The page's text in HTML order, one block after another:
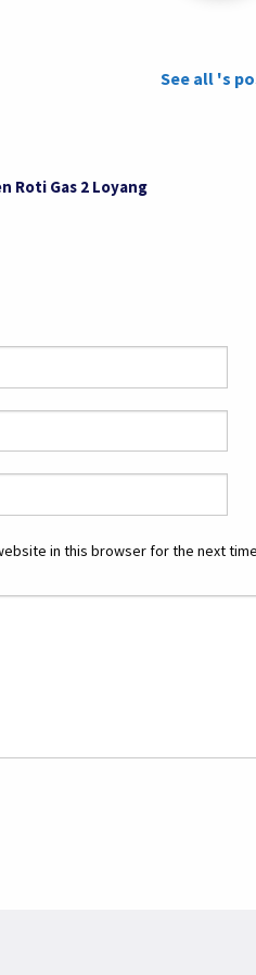
See all 's
Roti Gas 2 Loyang
in this browser for the next